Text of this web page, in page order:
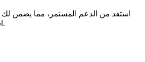
استفد من الدعم المستمر، مما يضمن لك
استفسارات أو مشكلات.